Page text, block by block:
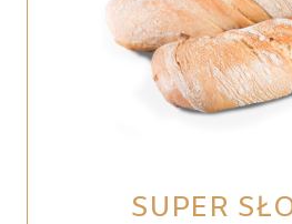
SUPER